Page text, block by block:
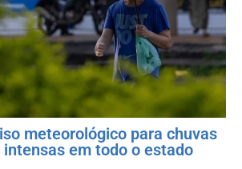
meteorológico para chuvas
intensas em todo o estado